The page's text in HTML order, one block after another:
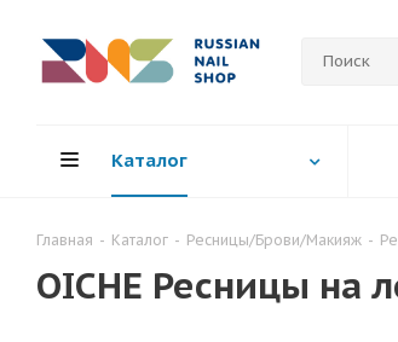
Каталог
Главная - Каталог - Ресницы/Брови/Макияж -
OICHE Ресницы на